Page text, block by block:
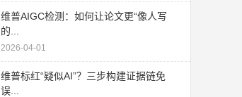
维普AIGC检测：如何让论文更“像人写
的...
2026-04-01
维普标红“疑似AI”？三步构建证据链免
误...